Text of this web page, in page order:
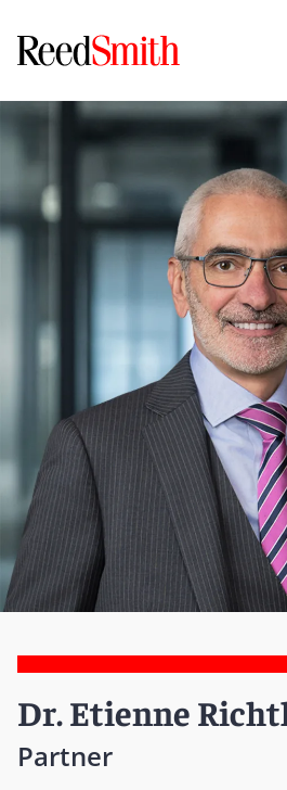
Dr. Etienne
Partner